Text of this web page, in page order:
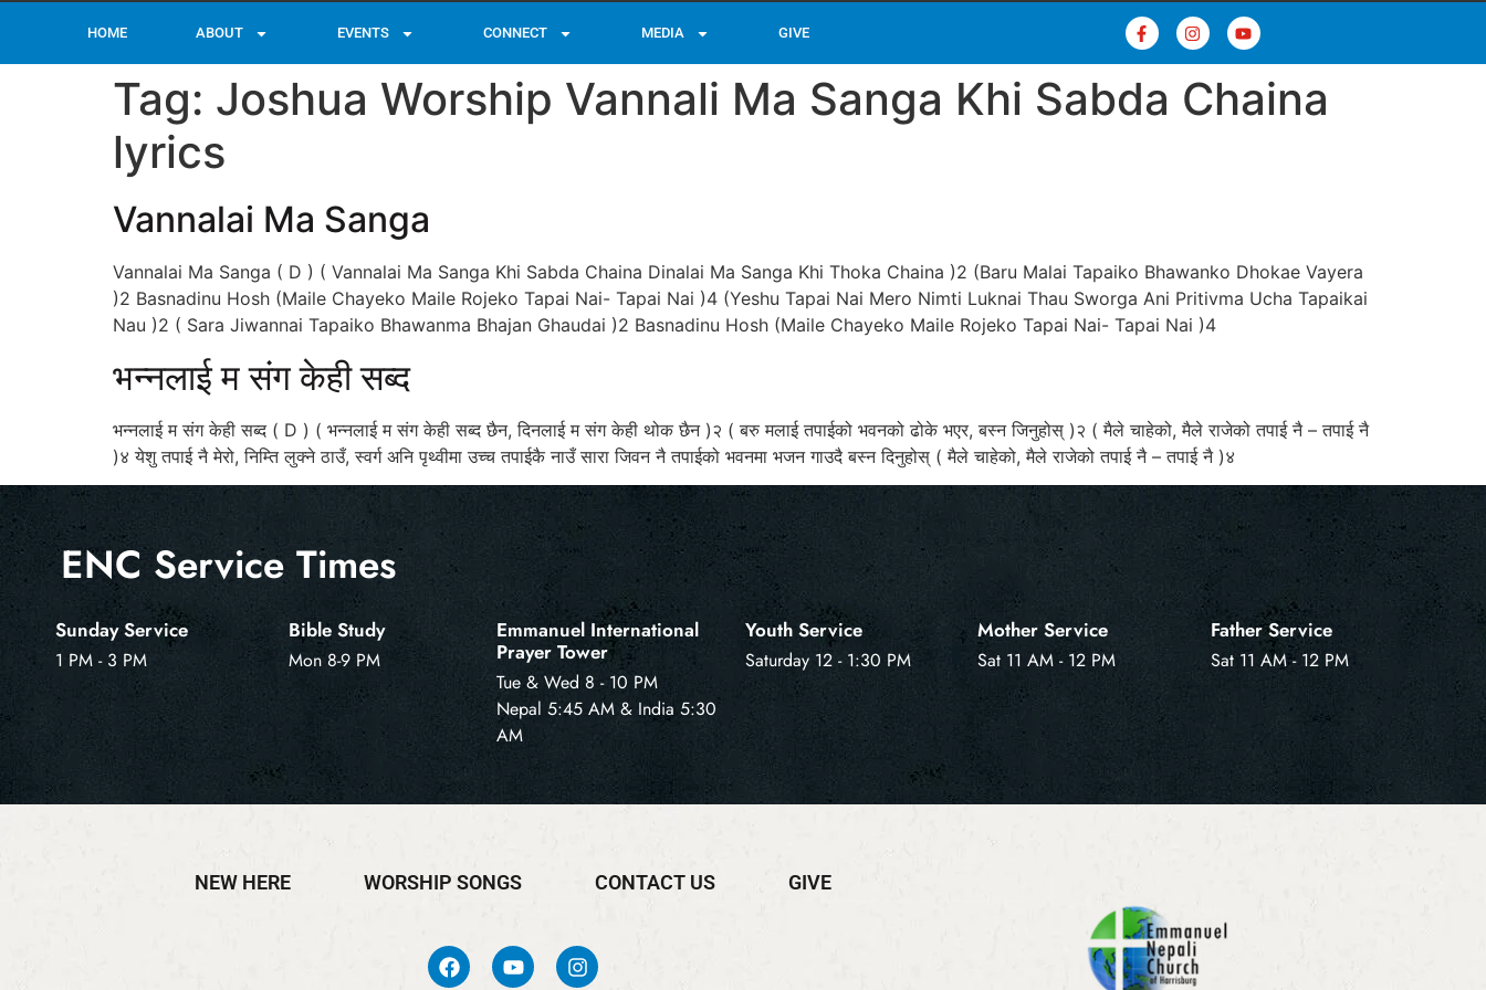
HOME ABOUT EVENTS CONNECT MEDIA GIVE
Tag: Joshua Worship Vannali Ma Sanga Khi Sabda Chaina
lyrics
Vannalai Ma Sanga
Vannalai Ma Sanga ( D ) ( Vannalai Ma Sanga Khi Sabda Chaina Dinalai Ma Sanga Khi Thoka Chaina )2 (Baru Malai Tapaiko Bhawanko Dhokae Vayera
)2 Basnadinu Hosh (Maile Chayeko Maile Rojeko Tapai Nai- Tapai Nai )4 (Yeshu Tapai Nai Mero Nimti Luknai Thau Sworga Ani Pritivma Ucha Tapaikai
Nau )2 ( Sara Jiwannai Tapaiko Bhawanma Bhajan Ghaudai )2 Basnadinu Hosh (Maile Chayeko Maile Rojeko Tapai Nai- Tapai Nai )4
भन्नलाई म संग केही सब्द
भन्नलाई म संग केही सब्द ( D ) ( भन्नलाई म संग केही सब्द छैन, दिनलाई म संग केही थोक छैन )२ ( बरु मलाई तपाईको भवनको ढोके भएर, बस्न जिनुहोस् )२ ( मैले चाहेको, मैले राजेको तपाई नै – तपाई नै
)४ येशु तपाई नै मेरो, निम्ति लुक्ने ठाउँ, स्वर्ग अनि पृथ्वीमा उच्च तपाईकै नाउँ सारा जिवन नै तपाईको भवनमा भजन गाउदै बस्न दिनुहोस् ( मैले चाहेको, मैले राजेको तपाई नै – तपाई नै )४
ENC Service Times
Sunday Service
1 PM - 3 PM
Bible Study
Mon 8-9 PM
Emmanuel International
Prayer Tower
Tue & Wed 8 - 10 PM
Nepal 5:45 AM & India 5:30
AM
Youth Service
Saturday 12 - 1:30 PM
Mother Service
Sat 11 AM - 12 PM
Father Service
Sat 11 AM - 12 PM
NEW HERE WORSHIP SONGS CONTACT US GIVE